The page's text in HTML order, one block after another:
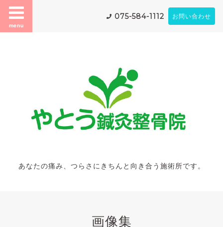
menu
075-584-1112 お問い合わせ
あなたの痛み、つらさにきちんと向き合う施術所です。
画像集